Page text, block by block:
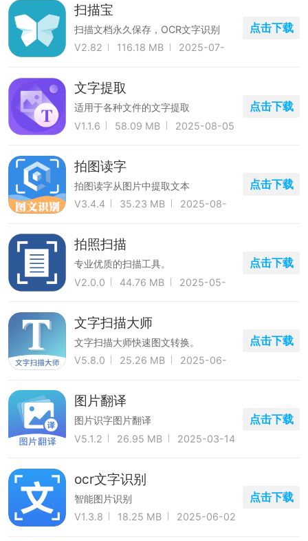
扫描宝
扫描文档永久保存，OCR文字识别
V2.82
116.18 MB
2025-07-
点击下载
文字提取
适用于各种文件的文字提取
V1.1.6
58.09 MB 2025-08-05
点击下载
拍图读字
拍图读字从图片中提取文本
V3.4.4
35.23 MB
2025-08-
点击下载
拍照扫描
专业优质的扫描工具。
V2.0.0
44.76 MB
2025-05-
点击下载
文字扫描大师
文字扫描大师快速图文转换。
V5.8.0
25.26 MB
2025-06-
点击下载
图片翻译
图片识字图片翻译
V5.1.2
26.95 MB 2025-03-14
点击下载
ocr文字识别
智能图片识别
V1.3.8
18.25 MB 2025-06-02
点击下载